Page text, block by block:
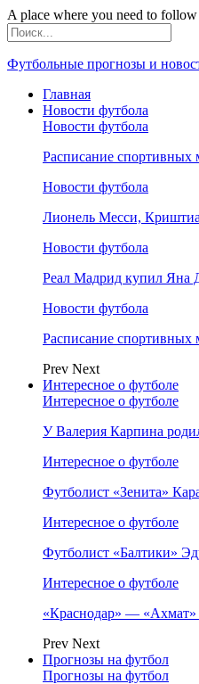
A place where you need to
Футбольные прогнозы и
Главная
Новости футбола
Новости футбола
Расписание спортивных
Новости футбола
Лионель Месси,
Новости футбола
Реал Мадрид купил Яна
Новости футбола
Расписание спортивных
Prev Next
Интересное о футболе
Интересное о футболе
У Валерия Карпина
Интересное о футболе
Футболист «Зенита»
Интересное о футболе
Футболист «Балтики»
Интересное о футболе
«Краснодар» — «Ахмат»
Prev Next
Прогнозы на футбол
Прогнозы на футбол